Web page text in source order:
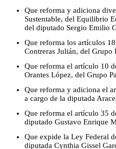
Que reforma y adiciona
Sustentable, del Equilibrio
del diputado Sergio Emilio
Que reforma los artículos
Contreras Julián, del Grupo
Que reforma el artículo 10
Orantes López, del Grupo
Que reforma y adiciona el
a cargo de la diputada
Que reforma el artículo 35
diputado Gustavo Enrique
Que expide la Ley Federal
diputada Cynthia Gissel